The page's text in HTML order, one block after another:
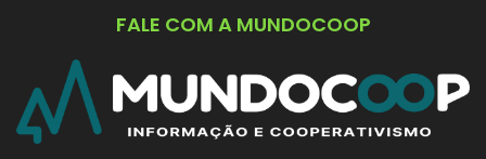
FALE COM A MUNDOCOOP